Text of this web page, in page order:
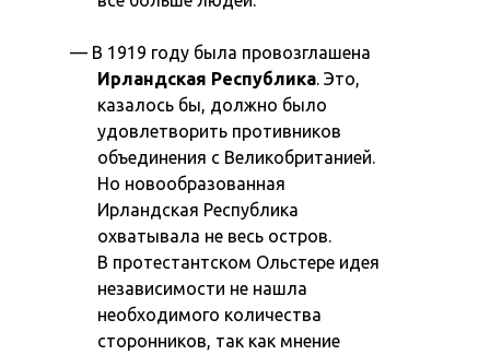
В 1919 году была провозглашена
Ирландская Республика. Это,
казалось бы, должно было
удовлетворить противников
объединения с Великобританией.
Но новообразованная
Ирландская Республика
охватывала не весь остров.
В протестантском Ольстере идея
независимости не нашла
необходимого количества
сторонников, так как мнение